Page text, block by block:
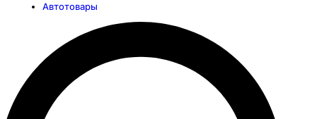
Автотовары